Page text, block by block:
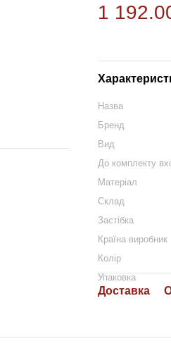
1
Назва
Бренд
Вид
До комплекту
Матеріал
Склад
Застібка
Країна виробник
Колір
Упаковка
Доставка